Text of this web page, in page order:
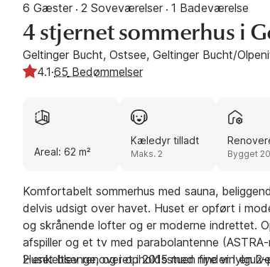
6 Gæster · 2 Soveværelser · 1 Badeværelse
4 stjernet sommerhus i
Geltinger Bucht, Ostsee, Geltinger Bucht/
4.1·65 Bedømmelser
Areal: 62 m²
Kæledyr tilladt
Maks. 2 Bygget
Komfortabelt sommerhus med sauna,
delvis udsigt over havet. Huset er opført i
og skrånende lofter og er moderne indrettet.
afspiller og et tv med parabolantenne
2 enkeltsenge, og i opholdsstuen finder I en
Huset blev renoveret i 2015 med nye